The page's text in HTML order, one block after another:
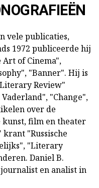
vele publicaties,
1972 publiceerde hij
of Cinema",
"Banner". Hij is
Review"
"Change",
over de
kunst, film en theater
"Russische
"Literary
Daniel B.
en analist in